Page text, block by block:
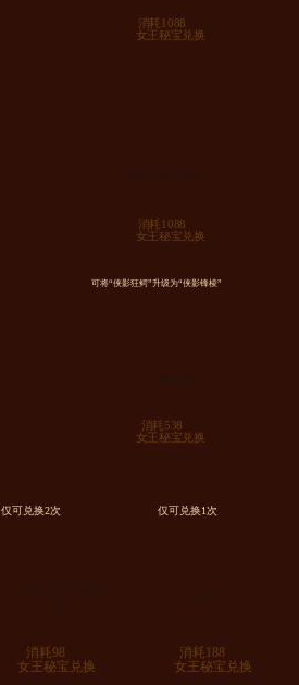
消耗1088
女王秘宝兑换
消耗1088
女王秘宝兑换
可将“侠影狂鳄”升级为“侠影锋棱”
消耗538
女王秘宝兑换
仅可兑换2次
消耗98
女王秘宝兑换
仅可兑换1次
消耗188
女王秘宝兑换